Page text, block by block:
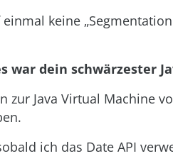
keine
war dein schwärzester
zur Java Virtual Machine
ich das Date API